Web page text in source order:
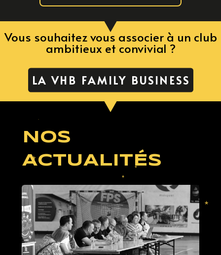
Vous souhaitez vous associer à un club
ambitieux et convivial ?
LA VHB FAMILY BUSINESS
NOS
ACTUALITÉS